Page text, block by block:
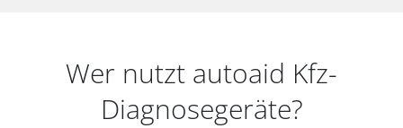
Wer nutzt autoaid Kfz-
Diagnosegeräte?